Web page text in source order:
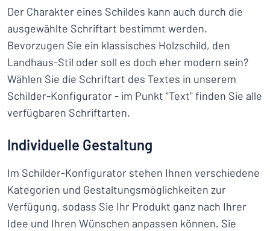
Der Charakter eines Schildes kann auch durch die
ausgewählte Schriftart bestimmt werden.
Bevorzugen Sie ein klassisches Holzschild, den
Landhaus-Stil oder soll es doch eher modern sein?
Wählen Sie die Schriftart des Textes in unserem
Schilder-Konfigurator - im Punkt "Text" finden Sie alle
verfügbaren Schriftarten.
Individuelle Gestaltung
Im Schilder-Konfigurator stehen Ihnen verschiedene
Kategorien und Gestaltungsmöglichkeiten zur
Verfügung, sodass Sie Ihr Produkt ganz nach Ihrer
Idee und Ihren Wünschen anpassen können. Sie